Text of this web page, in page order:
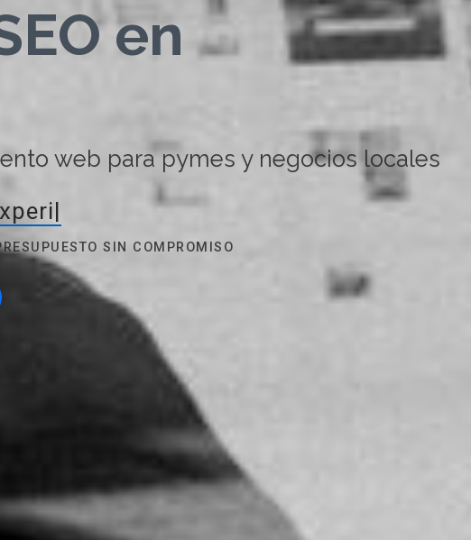
en
web para pymes y negocios locales
SIN COMPROMISO